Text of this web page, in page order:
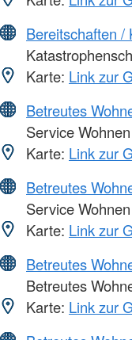
Bereitschaften /
Karte: Link zur
Betreutes
Service
Karte: Link zur
Betreutes
Service
Karte: Link zur
Betreutes
Betreutes
Karte: Link zur